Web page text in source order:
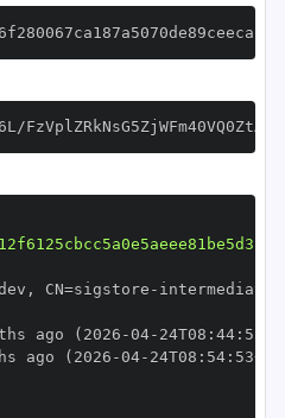
, CN=sigstore -
ago (2026 -04- 24T08 : 44:
ago (2026 -04- 24T08 : 54: 53+00